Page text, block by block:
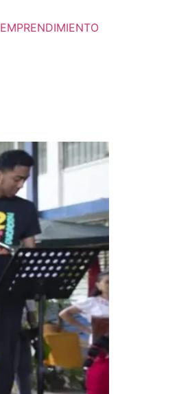
EMPRENDIMIENTO